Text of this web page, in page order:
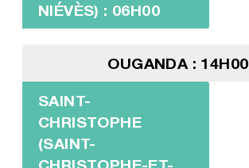
NIÉVÈS) : 06H00
OUGANDA : 14H00
SAINT-
CHRISTOPHE
(SAINT-